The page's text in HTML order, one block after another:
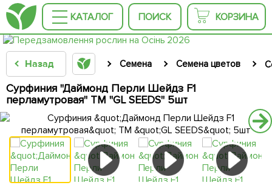
КАТАЛОГ ПОИСК КОРЗИНА
Назад Семена Семена цветов
Сурфиния "Даймонд Перли Шейдз F1
перламутровая" ТМ "GL SEEDS" 5шт